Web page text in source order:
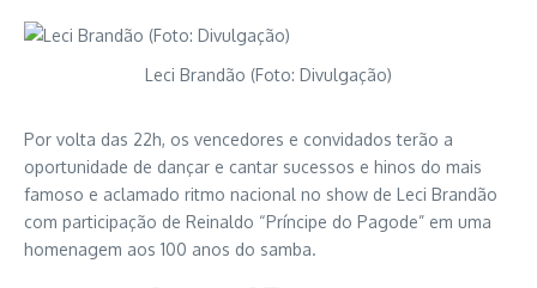
Leci Brandão (Foto: Divulgação)
Por volta das 22h, os vencedores e convidados terão a
oportunidade de dançar e cantar sucessos e hinos do mais
famoso e aclamado ritmo nacional no show de Leci Brandão
com participação de Reinaldo “Príncipe do Pagode” em uma
homenagem aos 100 anos do samba.